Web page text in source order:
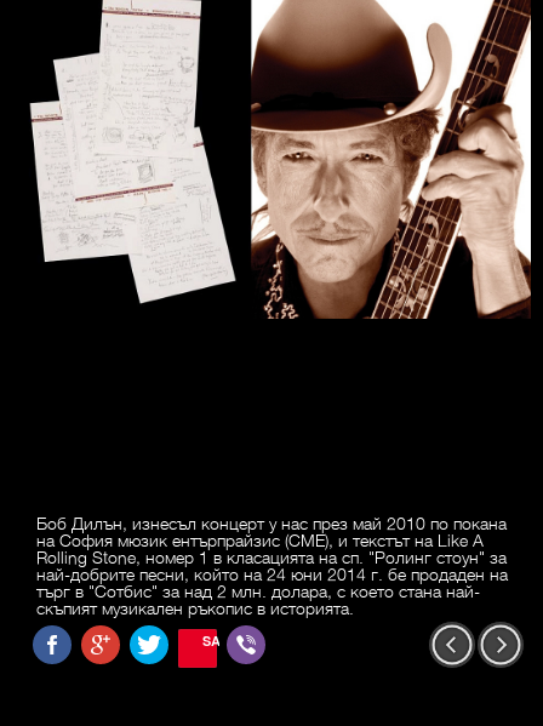
Боб Дилън, изнесъл концерт у нас през май 2010 по покана
на София мюзик ентърпрайзис (СМЕ), и текстът на Like A
Rolling Stone, номер 1 в класацията на сп. "Ролинг стоун" за
най-добрите песни, който на 24 юни 2014 г. бе продаден на
търг в "Сотбис" за над 2 млн. долара, с което стана най-
скъпият музикален ръкопис в историята.
SAVE